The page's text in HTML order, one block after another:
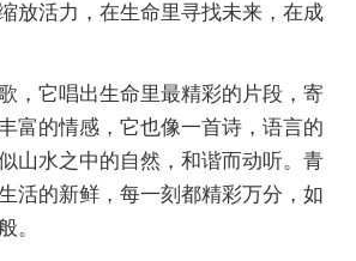
放活力，在生命里寻找未来，在成
它唱出生命里最精彩的片段，寄
富的情感，它也像一首诗，语言的
山水之中的自然，和谐而动听。青
活的新鲜，每一刻都精彩万分，如
。